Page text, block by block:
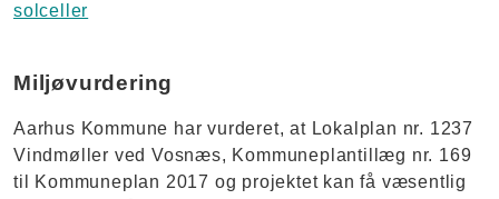
solceller
Miljøvurdering
Aarhus Kommune har vurderet, at Lokalplan nr. 1237
Vindmøller ved Vosnæs, Kommuneplantillæg nr. 169
til Kommuneplan 2017 og projektet kan få væsentlig